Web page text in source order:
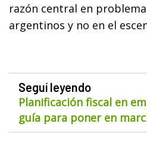
razón central en
argentinos y no en el
Seguí leyendo
Planificación fiscal en
guía para poner en